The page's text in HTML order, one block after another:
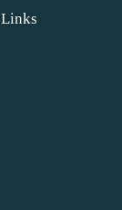
Links